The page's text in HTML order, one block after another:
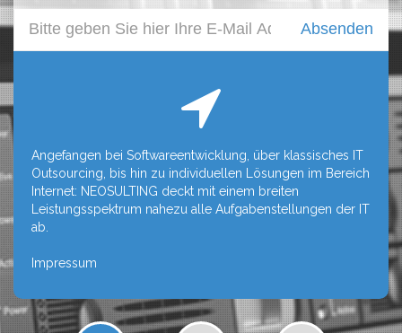
Absenden
Angefangen bei Softwareentwicklung, über klassisches IT
Outsourcing, bis hin zu individuellen Lösungen im Bereich
Internet: NEOSULTING deckt mit einem breiten
Leistungsspektrum nahezu alle Aufgabenstellungen der IT
ab.
Impressum